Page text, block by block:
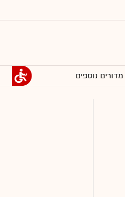
מדורים נוספים